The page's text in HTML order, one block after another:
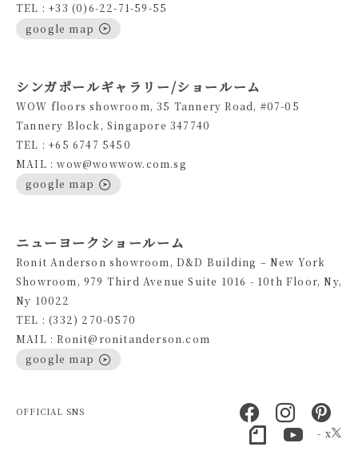
TEL : +33 (0)6-22-71-59-55
google map
シンガポールギャラリー/ショールーム
WOW floors showroom, 35 Tannery Road, #07-05
Tannery Block, Singapore 347740
TEL : +65 6747 5450
MAIL : wow@wowwow.com.sg
google map
ニューヨークショールーム
Ronit Anderson showroom, D&D Building – New York
Showroom, 979 Third Avenue Suite 1016 - 10th Floor, Ny,
Ny 10022
TEL : (332) 270-0570
MAIL : Ronit@ronitanderson.com
google map
OFFICIAL SNS
- x